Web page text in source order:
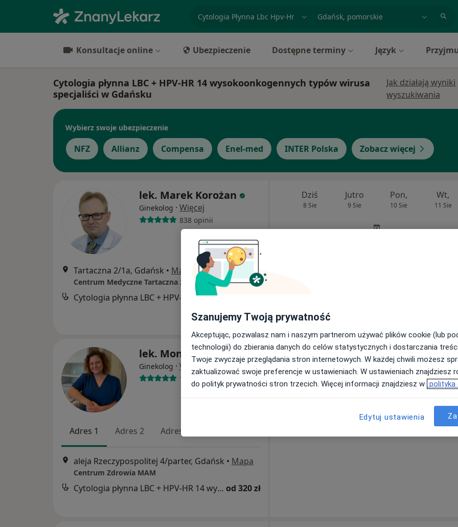
specjalizacja, badanie lub nazwiskomiasto lub dzielnica
Konsultacje online Ubezpieczenie Dostępne terminy Język
Cytologia płynna LBC + HPV-HR 14 wysokoonkogennych typów wirusa
specjaliści w Gdańsku
Jak działają wyniki
wyszukiwania
Wybierz swoje ubezpieczenie
NFZ Allianz Compensa Enel-med INTER Polska Zobacz więcej
lek. Marek Korożan
Ginekolog · Więcej
838 opinii
Tartaczna 2/1a, Gdańsk • Mapa
Centrum Medyczne Tartaczna 2
Dziś
8 Sie
Jutro
9 Sie
Pon,
10 Sie
Wt,
11 Sie
lek. Monika Kulczyk
Ginekolog · Więcej
100 opinii
Adres 1 Adres 2 Adres 3
aleja Rzeczypospolitej 4/parter, Gdańsk • Mapa
Centrum Zdrowia MAM
Cytologia płynna LBC + HPV-HR 14 wysokoonkogennych typów wirusa od 320 zł
Dziś
8 Sie
Jutro
9 Sie
Pon,
10 Sie
Wt,
11 Sie
Poproś o wizytę
Szanujemy Twoją prywatność
Akceptując, pozwalasz nam i naszym partnerom używać plików cookie (lub
technologii) do zbierania danych do celów statystycznych i dostarczania
Twoje zwyczaje przeglądania stron internetowych. W każdej chwili możesz
zaktualizować swoje preferencje w ustawieniach. W ustawieniach znajdziesz
do polityk prywatności stron trzecich. Więcej informacji znajdziesz w polityka
Edytuj ustawienia